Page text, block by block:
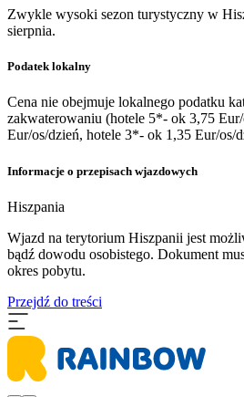
Zwykle wysoki sezon turystyczny w
sierpnia.
Podatek lokalny
Cena nie obejmuje lokalnego podatku
zakwaterowaniu (hotele 5*- ok 3,75
Eur/os/dzień, hotele 3*- ok 1,35 Eur/os/
Informacje o przepisach wjazdowych
Hiszpania
​Wjazd na terytorium Hiszpanii jest
bądź dowodu osobistego. Dokument
okres pobytu.
Przejdź do treści